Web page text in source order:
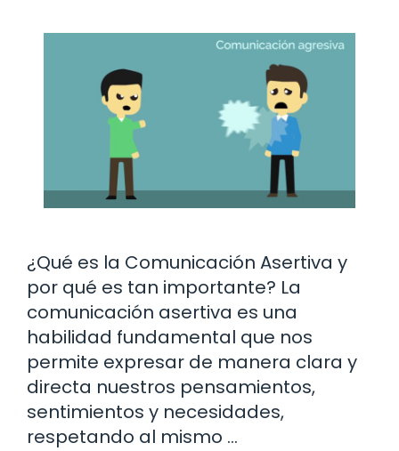
¿Qué es la Comunicación Asertiva y
por qué es tan importante? La
comunicación asertiva es una
habilidad fundamental que nos
permite expresar de manera clara y
directa nuestros pensamientos,
sentimientos y necesidades,
respetando al mismo …